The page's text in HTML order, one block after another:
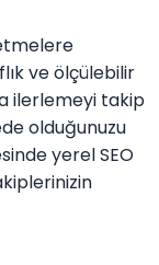
ve ölçülebilir
ilerlemeyi takip
olduğunuzu
yerel SEO